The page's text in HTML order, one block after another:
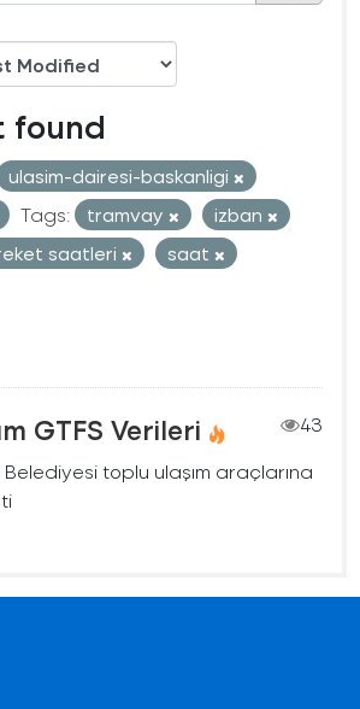
found
ulasim-dairesi-baskanligi
Tags: tramvay
izban
saatleri
saat
GTFS Verileri
43
Belediyesi toplu ulaşım araçlarına